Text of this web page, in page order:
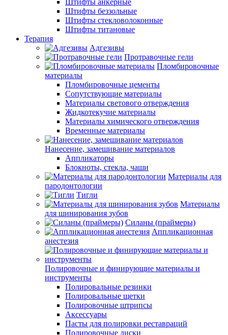
Штифты анкерные
Штифты беззольные
Штифты стекловолоконные
Штифты титановые
Терапия
Адгезивы
Протравочные гели
Пломбировочные
материалы
Пломбировочные цементы
Сопутствующие материалы
Материалы светового отверждения
Жидкотекучие материалы
Материалы химического отверждения
Временные материалы
Нанесение, замешивание материалов
Аппликаторы
Блокноты, стекла, чаши
Материалы для
пародонтологии
Тигли
Материалы
для шинирования зубов
Силаны (праймеры)
Аппликационная
анестезия
Полировочные и финирующие материалы и
инструменты
Полировальные резинки
Полировальные щетки
Полировочные штрипсы
Аксессуары
Пасты для полировки реставраций
Полировочные диски